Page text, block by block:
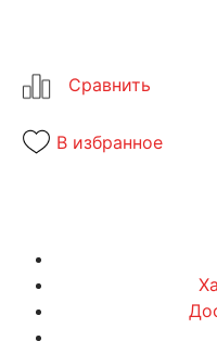
В избранное